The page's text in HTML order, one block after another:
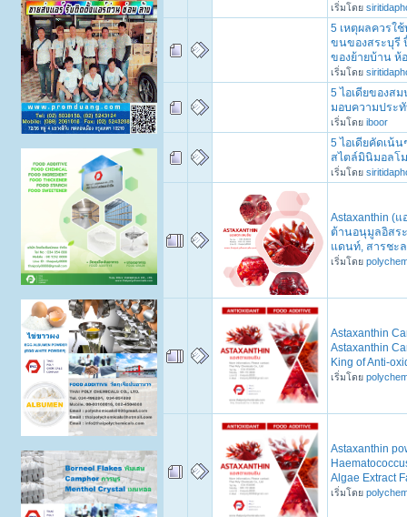
เริ่มโดย
5 เหตุผลควรใ
ขนของสระบุรี
ของย้ายบ้าน ห้
เริ่มโดย
5 ไอเดียของส
มอบความประ
เริ่มโดย iboor
5 ไอเดียคัดเน้
สไตล์มินิมอลโ
เริ่มโดย
Astaxanthin (
ต้านอนุมูลอิสร
แดนท์, สารชะ
เริ่มโดย
Astaxanthin
Astaxanthin
King of Anti-
เริ่มโดย
Astaxanthin
Algae Extract
เริ่มโดย